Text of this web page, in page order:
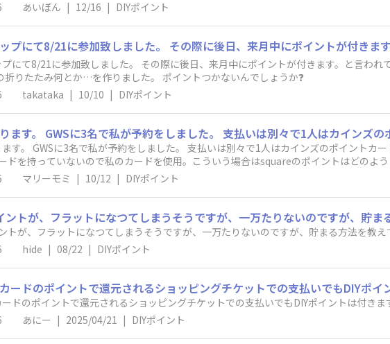
あいぼん | 12/16 | DIYポイント
にて8/21に参加致しました。 その際に後日、来月中にポイントが付きます。と言われ
折りたたみ何とか…を作りました。 ポイントつかないんでしょうか❓
takataka | 10/10 | DIYポイント
す。 GWSに3名で私が予約をしました。 支払いは別々で1人はカインズのポイントカ
ドを持っていないので私のカードを使用。こういう場合はsquareのポイントはどのよ
マリーモミ | 10/12 | DIYポイント
ントが、フラットになつてしまうそうですが、一万たりないのですが、貯ま
トが、フラットになつてしまうそうですが、一万たりないのですが、貯まる方法を教え
hide | 08/22 | DIYポイント
ードのポイントで還元されるショッピングチケットでの支払いでもDIYポイ
ドのポイントで還元されるショッピングチケットでの支払いでもDIYポイントは付きま
あにー | 2025/04/21 | DIYポイント